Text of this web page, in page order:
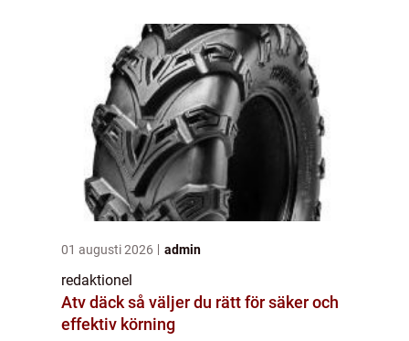
01 augusti 2026 admin
redaktionel
Atv däck så väljer du rätt för säker och
effektiv körning